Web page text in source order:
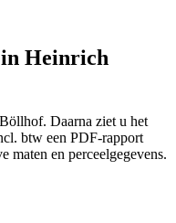
in Heinrich
Daarna ziet u het
btw een PDF-rapport
maten en perceelgegevens.